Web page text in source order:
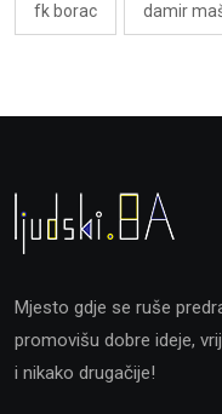
fk borac damir
Mjesto gdje se ruše
promovišu dobre ideje,
i nikako drugačije!